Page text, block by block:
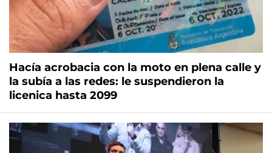
Hacía acrobacia con la moto en plena calle y
la subía a las redes: le suspendieron la
licenica hasta 2099